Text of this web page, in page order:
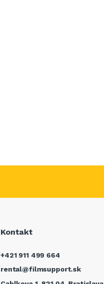
Kontakt
+421 911 499 664
rental@filmsupport.sk